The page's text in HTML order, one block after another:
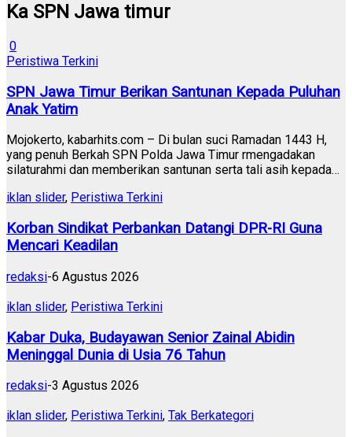
Ka SPN Jawa timur
0
Peristiwa Terkini
SPN Jawa Timur Berikan Santunan Kepada Puluhan
Anak Yatim
Mojokerto, kabarhits.com – Di bulan suci Ramadan 1443 H,
yang penuh Berkah SPN Polda Jawa Timur rmengadakan
silaturahmi dan memberikan santunan serta tali asih kepada…
iklan slider, Peristiwa Terkini
Korban Sindikat Perbankan Datangi DPR-RI Guna
Mencari Keadilan
redaksi-6 Agustus 2026
iklan slider, Peristiwa Terkini
Kabar Duka, Budayawan Senior Zainal Abidin
Meninggal Dunia di Usia 76 Tahun
redaksi-3 Agustus 2026
iklan slider, Peristiwa Terkini, Tak Berkategori